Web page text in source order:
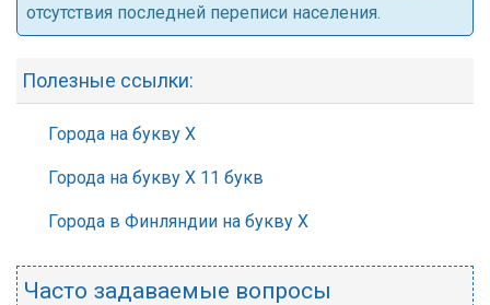
отсутствия последней переписи населения.
Полезные ссылки:
Города на букву Х
Города на букву Х 11 букв
Города в Финляндии на букву Х
Часто задаваемые вопросы